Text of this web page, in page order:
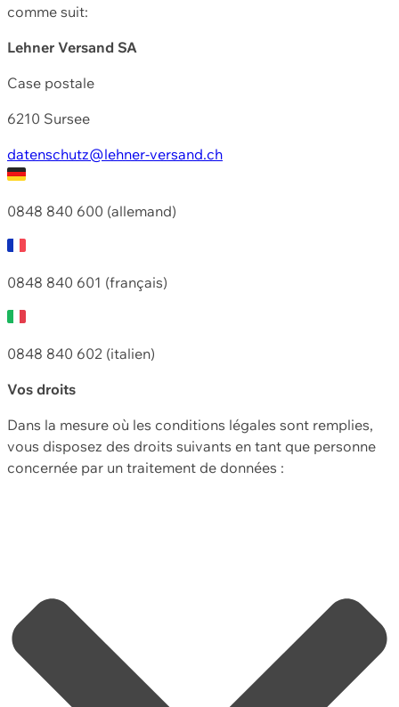
comme suit:
Lehner Versand SA
Case postale
6210 Sursee
datenschutz@lehner-versand.ch
0848 840 600 (allemand)
0848 840 601 (français)
0848 840 602 (italien)
Vos droits
Dans la mesure où les conditions légales sont remplies,
vous disposez des droits suivants en tant que personne
concernée par un traitement de données :